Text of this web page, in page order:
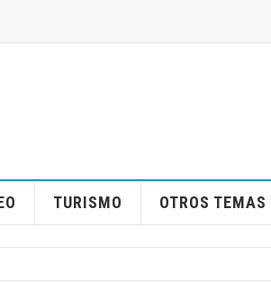
TURISMO OTROS TEMAS